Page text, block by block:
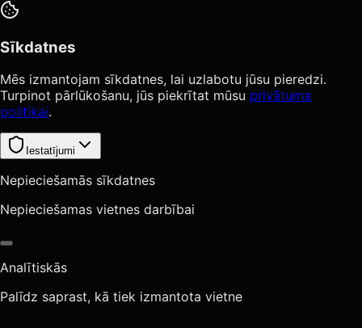
Sīkdatnes
Mēs izmantojam sīkdatnes, lai uzlabotu jūsu pieredzi.
Turpinot pārlūkošanu, jūs piekrītat mūsu privātuma
politikai.
Iestatījumi
Nepieciešamās sīkdatnes
Nepieciešamas vietnes darbībai
Analītiskās
Palīdz saprast, kā tiek izmantota vietne